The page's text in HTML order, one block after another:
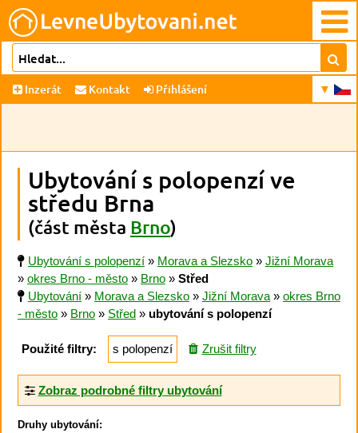
Inzerát Kontakt Přihlášení
Ubytování s polopenzí ve
středu Brna
(část města Brno)
Ubytování s polopenzí » Morava a Slezsko » Jižní Morava
» okres Brno - město » Brno » Střed
Ubytování » Morava a Slezsko » Jižní Morava » okres Brno
- město » Brno » Střed » ubytování s polopenzí
Použité filtry: s polopenzí Zrušit filtry
Zobraz podrobné filtry ubytování
Druhy ubytování: